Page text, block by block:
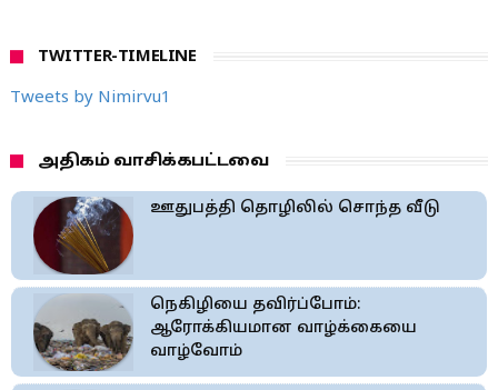
TWITTER-TIMELINE
Tweets by Nimirvu1
அதிகம் வாசிக்கபட்டவை
ஊதுபத்தி தொழிலில் சொந்த வீடு
நெகிழியை தவிர்ப்போம்:
ஆரோக்கியமான வாழ்க்கையை
வாழ்வோம்